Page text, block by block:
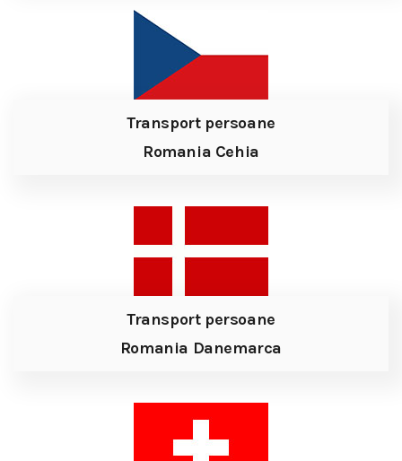
Transport persoane
Romania Cehia
Transport persoane
Romania Danemarca